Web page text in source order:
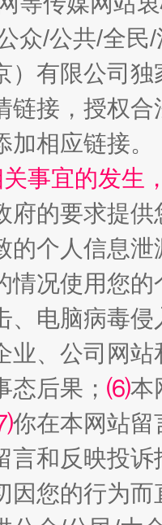
生生不息
”的免责幌子
段成刚被判无期
众/公共/全民
）有限公司
链接，授权
相应链接。
事宜的发生
府的要求提
的个人信息泄
情况使用您
、电脑病毒
业、公司网
态后果； ⑹本
你在本网站留
言和反映投
因您的行为